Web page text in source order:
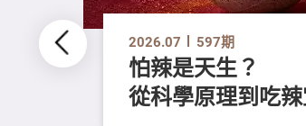
2026.07 597期
怕辣是天生？
從科學原理到吃